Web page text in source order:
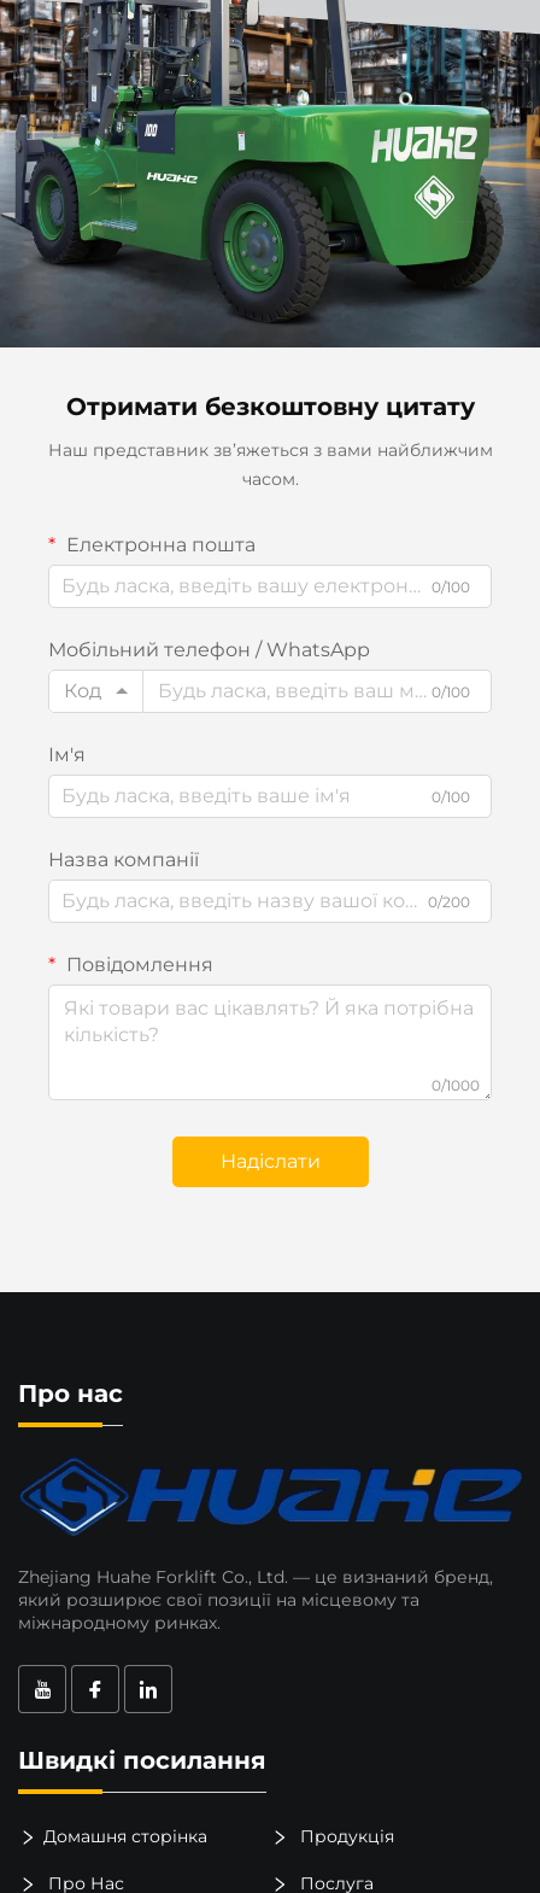
Отримати безкоштовну цитату
Наш представник зв’яжеться з вами найближчим
часом.
Електронна пошта
0/100
Мобільний телефон / WhatsApp
Код
0/100
Ім'я
0/100
Назва компанії
0/200
Повідомлення
0/1000
Надіслати
Про нас
Zhejiang Huahe Forklift Co., Ltd. — це визнаний бренд,
який розширює свої позиції на місцевому та
міжнародному ринках.
Швидкі посилання
Домашня сторінка Продукція
Про Нас Послуга